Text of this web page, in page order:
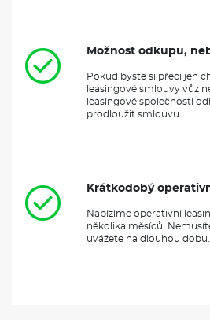
Možnost odkupu,
Pokud byste si přeci jen
leasingové smlouvy vůz
leasingové společnosti
prodloužit smlouvu.
Krátkodobý
Nabízíme operativní
několika měsíců.
uvážete na dlouhou dobu.